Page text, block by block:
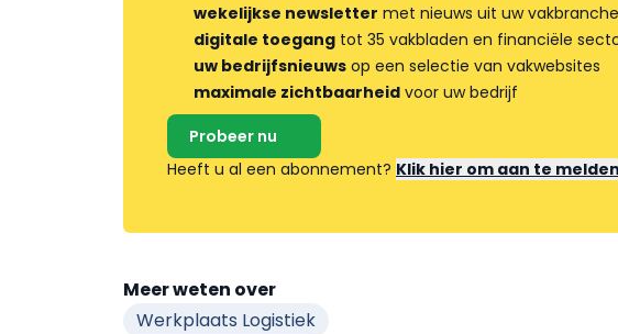
wekelijkse newsletter met nieuws uit uw vakbranche
digitale toegang tot 35 vakbladen en financiële
uw bedrijfsnieuws op een selectie van vakwebsites
maximale zichtbaarheid voor uw bedrijf
Probeer nu
Heeft u al een abonnement? Klik hier om aan te melden
Meer weten over
Werkplaats Logistiek